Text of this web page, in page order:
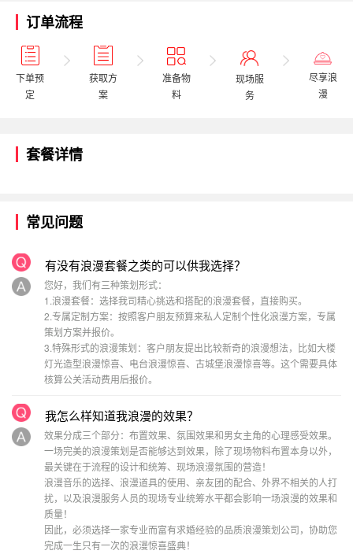
订单流程
下单预
定
获取方
案
准备物
料
现场服
务
尽享浪
漫
套餐详情
常见问题
有没有浪漫套餐之类的可以供我选择？
您好，我们有三种策划形式：
1.浪漫套餐：选择我司精心挑选和搭配的浪漫套餐，直接购买。
2.专属定制方案：按照客户朋友预算来私人定制个性化浪漫方案，专属
策划方案并报价。
3.特殊形式的浪漫策划：客户朋友提出比较新奇的浪漫想法，比如大楼
灯光造型浪漫惊喜、电台浪漫惊喜、古城堡浪漫惊喜等。这个需要具体
核算公关活动费用后报价。
我怎么样知道我浪漫的效果？
效果分成三个部分：布置效果、氛围效果和男女主角的心理感受效果。
一场完美的浪漫策划是否能够达到效果，除了现场物料布置本身以外，
最关键在于流程的设计和统筹、现场浪漫氛围的营造！
浪漫音乐的选择、浪漫道具的使用、亲友团的配合、外界不相关的人打
扰，以及浪漫服务人员的现场专业统筹水平都会影响一场浪漫的效果和
质量！
因此，必须选择一家专业而富有求婚经验的品质浪漫策划公司，协助您
完成一生只有一次的浪漫惊喜盛典！